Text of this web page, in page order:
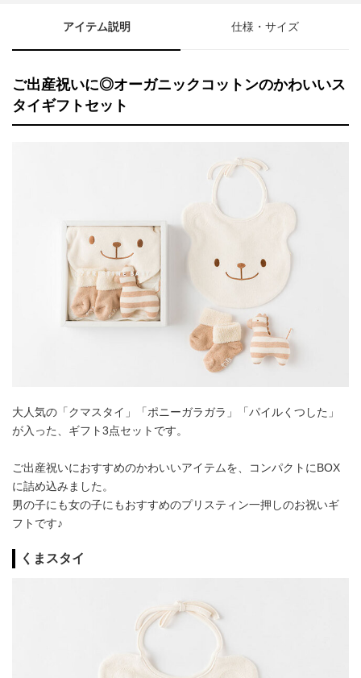
アイテム説明 仕様・サイズ
ご出産祝いに◎オーガニックコットンのかわいいス
タイギフトセット
大人気の「クマスタイ」「ポニーガラガラ」「パイルくつした」
が入った、ギフト3点セットです。
ご出産祝いにおすすめのかわいいアイテムを、コンパクトにBOX
に詰め込みました。
男の子にも女の子にもおすすめのプリスティン一押しのお祝いギ
フトです♪
くまスタイ